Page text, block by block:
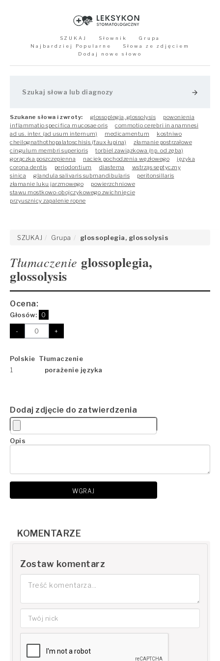
SZUKAJ Słownik
Grupa
Najbardziej Popularne
Słowa ze zdjęciem
Dodaj nowe słowo
arrow_forward
Szukane słowa i zwroty: glossoplegia, glossolysis
powonienia
inflammatio specifica mucosae oris
commotio cerebri in anamnesi
ad us. inter. (ad usum internum)
medicamentum
kostniwo
cheilognathothopalatoschisis (faux łupina)
złamanie postrzałowe
cingulum membri superioris
torbiel zawiązkowa (np. od zęba)
gorączka poszczepienna
naciek pochodzenia węzłowego
języka
corona dentis
periodontium diastema
wstrząs septyczny
sinica
glandula salivaris submandibularis
peritonsillaris
złamanie luku jarzmowego
powierzchniowe
stawu mostkowo-obojczykowego zwichnięcie
przyusznicy zapalenie ropne
SZUKAJ Grupa glossoplegia, glossolysis
Tłumaczenie glossoplegia,
glossolysis
Ocena:
Głosów: 0
- +
Polskie Tłumaczenie
1
porażenie języka
Dodaj zdjęcie do zatwierdzenia
Opis
WGRAJ
KOMENTARZE
Zostaw komentarz